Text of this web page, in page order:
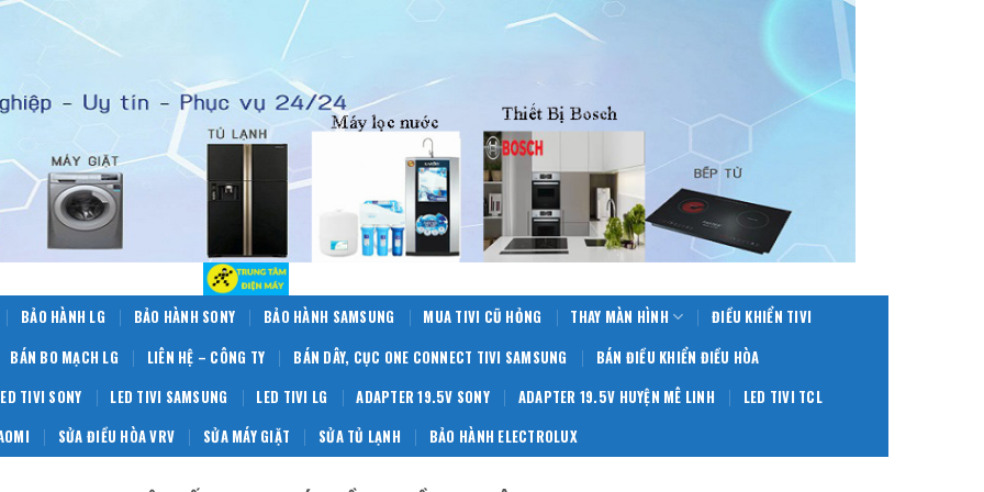
BẢO HÀNH LG BẢO HÀNH SONY BẢO HÀNH SAMSUNG MUA TIVI CŨ HỎNG THAY MÀN HÌNH
ĐIỀU KHIỂN TIVI
BÁN BO MẠCH LG LIÊN HỆ – CÔNG TY BÁN DÂY, CỤC ONE CONNECT TIVI SAMSUNG
BÁN ĐIỀU KHIỂN ĐIỀU HÒA
TIVI SONY LED TIVI SAMSUNG LED TIVI LG ADAPTER 19.5V SONY ADAPTER 19.5V HUYỆN MÊ LINH
LED TIVI TCL
SỬA ĐIỀU HÒA VRV SỬA MÁY GIẶT SỬA TỦ LẠNH BẢO HÀNH ELECTROLUX